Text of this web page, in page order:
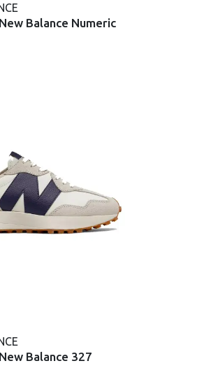
Balance Numeric
Balance 327